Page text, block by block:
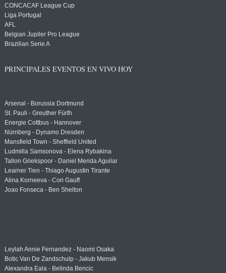
CONCACAF League Cup
Liga Portugal
AFL
Belgian Jupiler Pro League
Brazilian Serie A
PRINCIPALES EVENTOS EN VIVO HOY
Arsenal - Borussia Dortmund
St. Pauli - Greuther Fürth
Energie Cottbus - Hannover
Nürnberg - Dynamo Dresden
Mansfield Town - Sheffield United
Ludmilla Samsonova - Elena Rybakina
Tallon Griekspoor - Daniel Merida Aguilar
Learner Tien - Thiago Augustin Tirante
Alina Korneeva - Cori Gauff
Joao Fonseca - Ben Shelton
Leylah Annie Fernandez - Naomi Osaka
Botic Van De Zandschulp - Jakub Mensik
Alexandra Eala - Belinda Bencic